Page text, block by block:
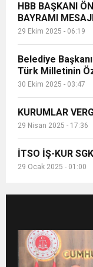
HBB BAŞKANI
BAYRAMI MESAJI
29 Ekim 2025 - 06:19
Belediye
Türk Milletinin
30 Ekim 2025 - 03:47
KURUMLAR
29 Nisan 2025 - 17:36
İTSO İŞ-KUR
29 Ocak 2025 - 01:00